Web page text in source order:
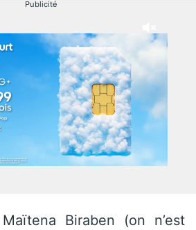
Publicité
Biraben (on n’est